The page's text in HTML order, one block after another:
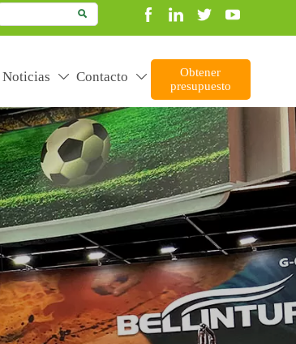

Noticias  Contacto 
Obtener
presupuesto
create more value